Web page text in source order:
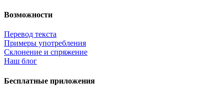
Возможности
Перевод текста
Примеры употребления
Склонение и спряжение
Наш блог
Бесплатные приложения